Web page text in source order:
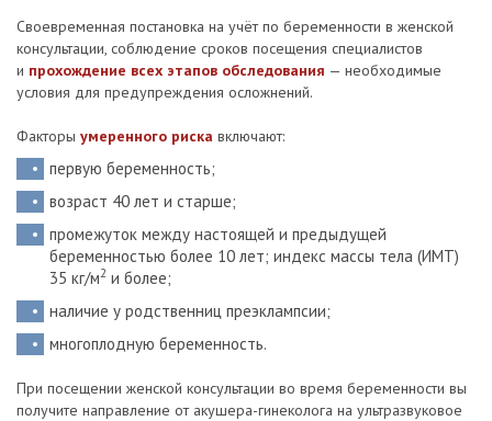
Своевременная постановка на учёт по беременности в женской
консультации, соблюдение сроков посещения специалистов
и прохождение всех этапов обследования — необходимые
условия для предупреждения осложнений.
Факторы умеренного риска включают:
первую беременность;
возраст 40 лет и старше;
промежуток между настоящей и предыдущей
беременностью более 10 лет; индекс массы тела (ИМТ)
35 кг/м2 и более;
наличие у родственниц преэклампсии;
многоплодную беременность.
При посещении женской консультации во время беременности вы
получите направление от акушера-гинеколога на ультразвуковое